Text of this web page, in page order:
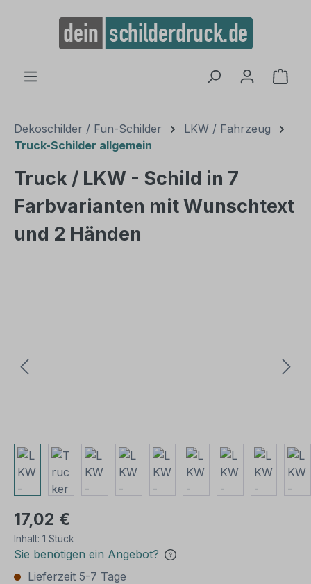
springen
Dekoschilder / Fun-Schilder
LKW / Fahrzeug
Truck-Schilder allgemein
Truck / LKW - Schild in 7
Farbvarianten mit Wunschtext
und 2 Händen
17,02 €
Inhalt: 1 Stück
Sie benötigen ein Angebot?
Lieferzeit 5-7 Tage